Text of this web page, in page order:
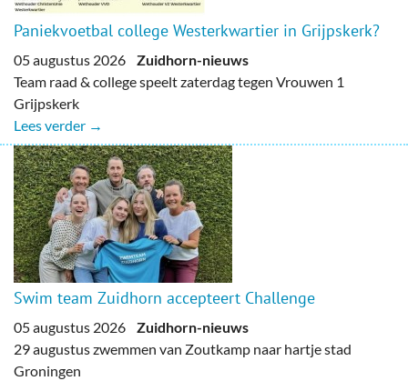
Paniekvoetbal college Westerkwartier in Grijpskerk?
05 augustus 2026 Zuidhorn-nieuws
Team raad & college speelt zaterdag tegen Vrouwen 1
Grijpskerk
Lees verder →
Swim team Zuidhorn accepteert Challenge
05 augustus 2026 Zuidhorn-nieuws
29 augustus zwemmen van Zoutkamp naar hartje stad
Groningen